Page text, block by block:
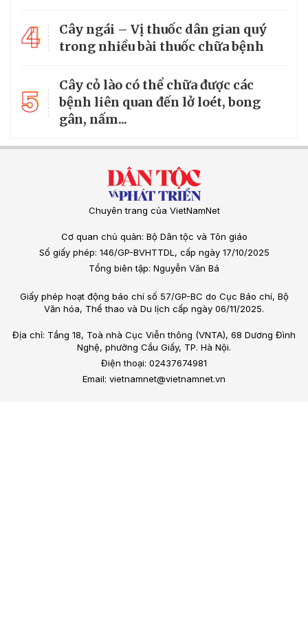
4
Cây ngái – Vị thuốc dân gian quý
trong nhiều bài thuốc chữa bệnh
5
Cây cỏ lào có thể chữa được các
bệnh liên quan đến lở loét, bong
gân, nấm...
Chuyên trang của VietNamNet
Cơ quan chủ quản: Bộ Dân tộc và Tôn giáo
Số giấy phép: 146/GP-BVHTTDL, cấp ngày 17/10/2025
Tổng biên tập: Nguyễn Văn Bá
Giấy phép hoạt động báo chí số 57/GP-BC do Cục Báo chí, Bộ
Văn hóa, Thể thao và Du lịch cấp ngày 06/11/2025.
Địa chỉ: Tầng 18, Toà nhà Cục Viễn thông (VNTA), 68 Dương Đình
Nghệ, phường Cầu Giấy, TP. Hà Nội.
Điện thoại: 02437674981
Email: vietnamnet@vietnamnet.vn